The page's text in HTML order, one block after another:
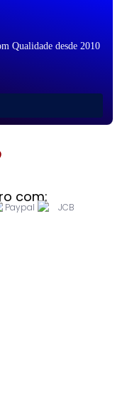
Qualidade desde 2010
com: